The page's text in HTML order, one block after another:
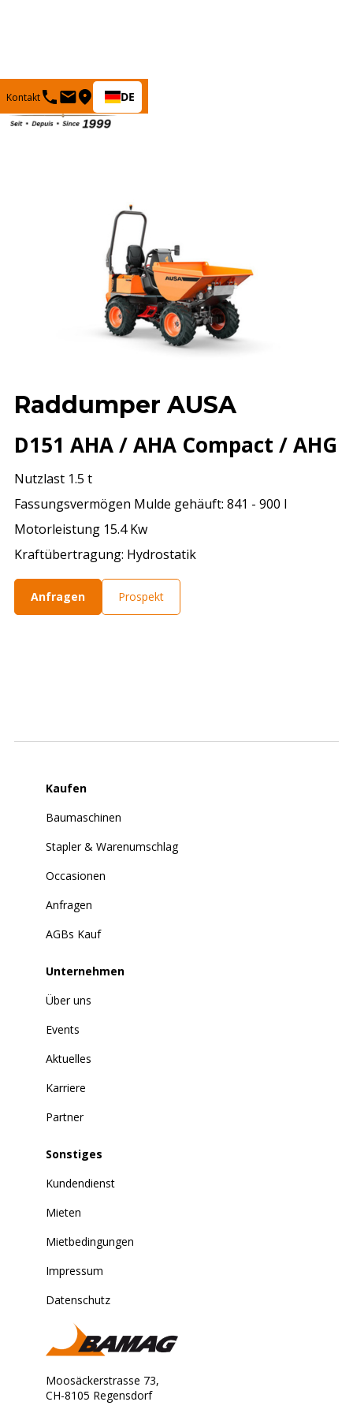
Kontakt DE
Raddumper AUSA
D151 AHA / AHA Compact / AHG
Nutzlast 1.5 t
Fassungsvermögen Mulde gehäuft: 841 - 900 l
Motorleistung 15.4 Kw
Kraftübertragung: Hydrostatik
Anfragen Prospekt
Kaufen
Baumaschinen
Stapler & Warenumschlag
Occasionen
Anfragen
AGBs Kauf
Unternehmen
Über uns
Events
Aktuelles
Karriere
Partner
Sonstiges
Kundendienst
Mieten
Mietbedingungen
Impressum
Datenschutz
Moosäckerstrasse 73,
CH-8105 Regensdorf